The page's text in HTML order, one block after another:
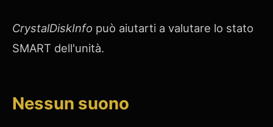
CrystalDiskInfo può aiutarti a valutare lo stato
SMART dell'unità.
Nessun suono